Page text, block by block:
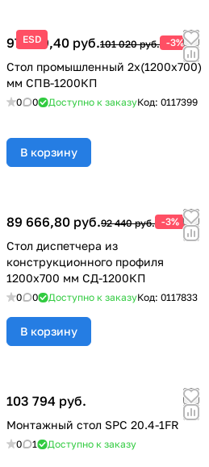
ESD
97 989,40 руб.101 020 руб. -3%
Стол промышленный 2х(1200х700)
мм СПВ-1200КП
0 0 Доступно к заказуКод: 0117399
В корзину
89 666,80 руб.92 440 руб. -3%
Стол диспетчера из
конструкционного профиля
1200х700 мм СД-1200КП
0 0 Доступно к заказуКод: 0117833
В корзину
103 794 руб.
Монтажный стол SPC 20.4-1FR
0 1 Доступно к заказу